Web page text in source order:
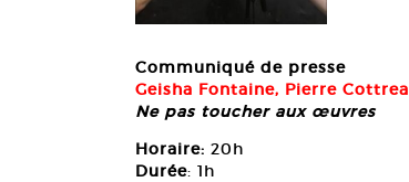
Communiqué de presse
Geisha Fontaine, Pierre
Ne pas toucher aux œuvres
Horaire: 20h
Durée: 1h